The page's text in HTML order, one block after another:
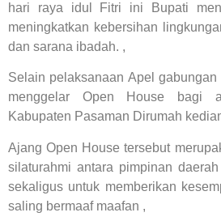
hari raya idul Fitri ini Bupati
meningkatkan kebersihan
dan sarana ibadah. ,
Selain pelaksanaan Apel
menggelar Open House bagi
Kabupaten Pasaman Dirumah
Ajang Open House tersebut
silaturahmi antara pimpinan
sekaligus untuk memberikan
saling bermaaf maafan ,